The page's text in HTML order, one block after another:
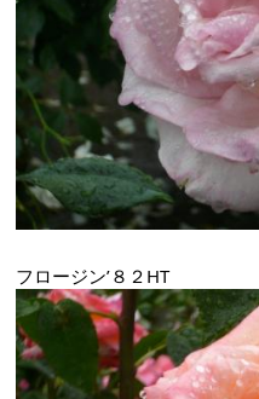
フロージン’８２HT